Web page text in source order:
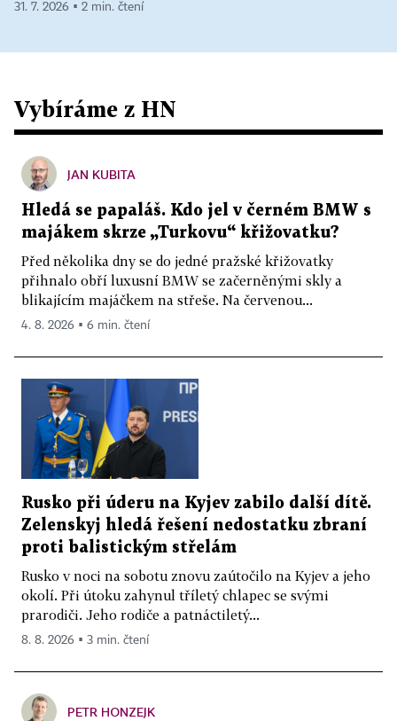
31. 7. 2026 ▪ 2 min. čtení
Vybíráme z HN
JAN KUBITA
Hledá se papaláš. Kdo jel v černém BMW s
majákem skrze „Turkovu“ křižovatku?
Před několika dny se do jedné pražské křižovatky
přihnalo obří luxusní BMW se začerněnými skly a
blikajícím majáčkem na střeše. Na červenou...
4. 8. 2026 ▪ 6 min. čtení
Rusko při úderu na Kyjev zabilo další dítě.
Zelenskyj hledá řešení nedostatku zbraní
proti balistickým střelám
Rusko v noci na sobotu znovu zaútočilo na Kyjev a jeho
okolí. Při útoku zahynul tříletý chlapec se svými
prarodiči. Jeho rodiče a patnáctiletý...
8. 8. 2026 ▪ 3 min. čtení
PETR HONZEJK